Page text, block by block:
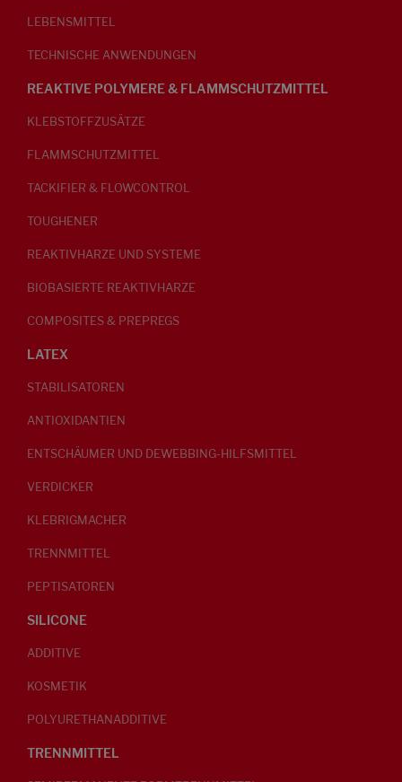
LEBENSMITTEL
TECHNISCHE ANWENDUNGEN
REAKTIVE POLYMERE & FLAMMSCHUTZMITTEL
KLEBSTOFFZUSÄTZE
FLAMMSCHUTZMITTEL
TACKIFIER & FLOWCONTROL
TOUGHENER
REAKTIVHARZE UND SYSTEME
BIOBASIERTE REAKTIVHARZE
COMPOSITES & PREPREGS
LATEX
STABILISATOREN
ANTIOXIDANTIEN
ENTSCHÄUMER UND DEWEBBING-HILFSMITTEL
VERDICKER
KLEBRIGMACHER
TRENNMITTEL
PEPTISATOREN
SILICONE
ADDITIVE
KOSMETIK
POLYURETHANADDITIVE
TRENNMITTEL